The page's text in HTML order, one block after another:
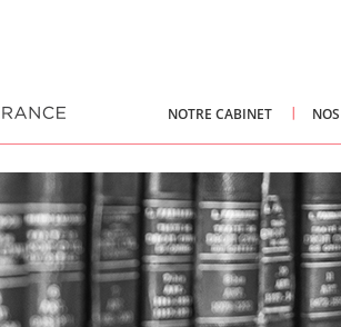
NOTRE CABINET